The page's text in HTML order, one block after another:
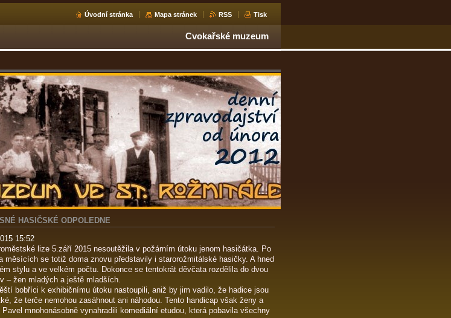
Úvodní stránka Mapa stránek RSS Tisk
Cvokařské muzeum
HASIČSKÉ ODPOLEDNE
15:52
lize 5.září 2015 nesoutěžila v požárním útoku jenom hasičátka. Po
měsících se totiž doma znovu představily i starorožmitálské hasičky. A hned
stylu a ve velkém počtu. Dokonce se tentokrát děvčata rozdělila do dvou
– žen mladých a ještě mladších.
bobříci k exhibičnímu útoku nastoupili, aniž by jim vadilo, že hadice jsou
že terče nemohou zasáhnout ani náhodou. Tento handicap však ženy a
mnohonásobně vynahradili komediální etudou, která pobavila všechny